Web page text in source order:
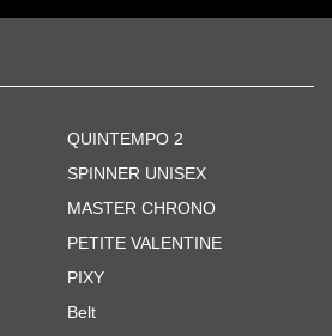
QUINTEMPO 2
SPINNER UNISEX
MASTER CHRONO
PETITE VALENTINE
PIXY
Belt